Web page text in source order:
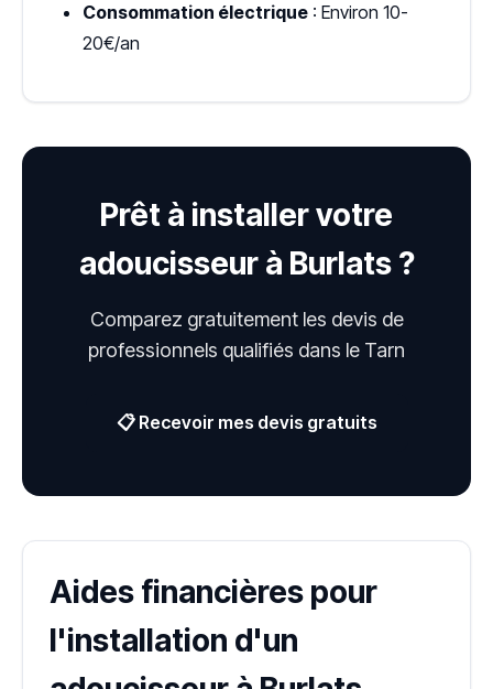
Consommation électrique : Environ 10-
20€/an
Prêt à installer votre
adoucisseur à Burlats ?
Comparez gratuitement les devis de
professionnels qualifiés dans le Tarn
📋 Recevoir mes devis gratuits
Aides financières pour
l'installation d'un